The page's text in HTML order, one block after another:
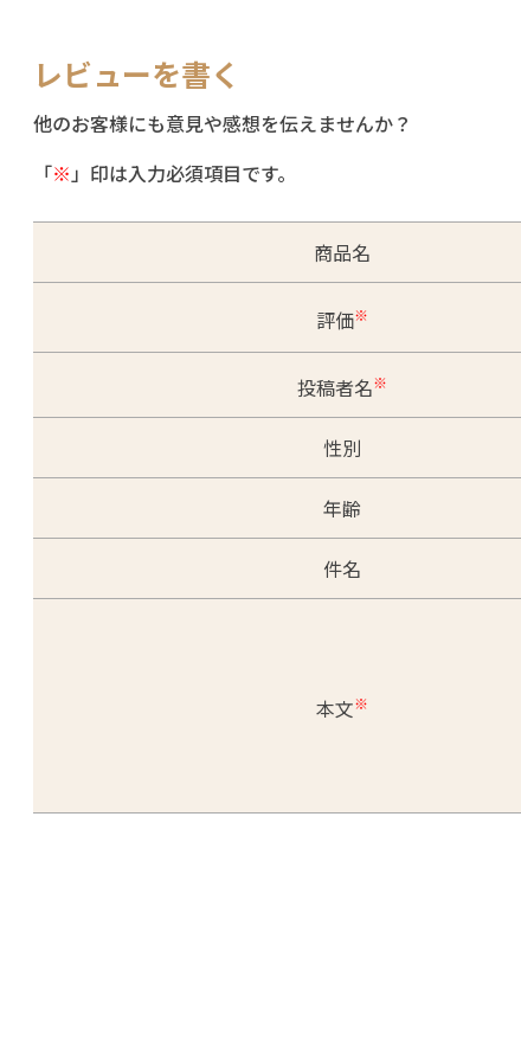
レビューを書く
他のお客様にも意見や感想を伝えませんか？
「※ 」印は入力必須項目です。
商品名
評価※
投稿者名※
性別
年齢
件名
本文※